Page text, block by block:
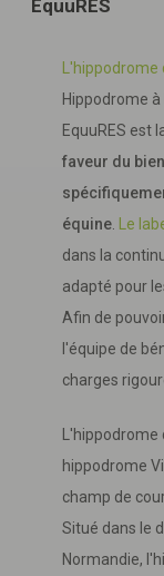
EquuRES
Hippodrome à
EquuRES est
faveur du
équine
Le
dans la
adapté pour
Afin de
l'équipe de
charges
hippodrome
champ de
Situé dans le
Normandie,